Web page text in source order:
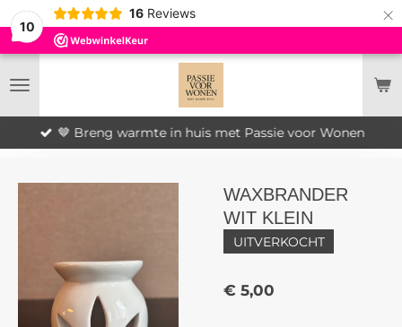
10
16 Reviews ×
🤎 Breng warmte in huis met Passie voor Wonen
WAXBRANDER
WIT KLEIN
UITVERKOCHT
€ 5,00